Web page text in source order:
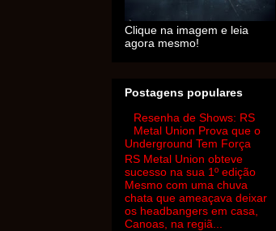
Clique na imagem e leia
agora mesmo!
Postagens populares
Resenha de Shows: RS
Metal Union Prova que o
Underground Tem Força
RS Metal Union obteve
sucesso na sua 1º edição
Mesmo com uma chuva
chata que ameaçava deixar
os headbangers em casa,
Canoas, na regiã...